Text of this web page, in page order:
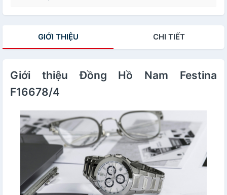
GIỚI THIỆU CHI TIẾT
Giới thiệu Đồng Hồ Nam Festina
F16678/4